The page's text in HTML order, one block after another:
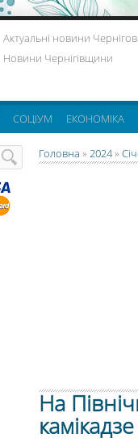
Актуальні новини
Новини Чернігівщини
СОЦІУМ ЕКОНОМІКА
Головна » 2024»
На